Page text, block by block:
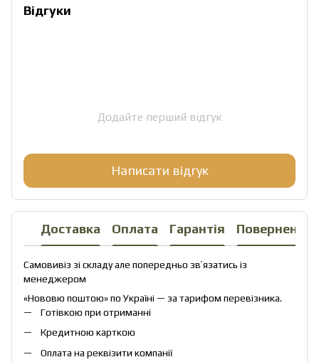
Відгуки
Додайте перший відгук
Написати відгук
Доставка Оплата Гарантія Повернення
Самовивіз зі складу але попередньо звʼязатись із
менеджером
«Нововю поштою» по Україні — за тарифом перевізника.
Готівкою при отриманні
Кредитною карткою
Оплата на реквізити компанії